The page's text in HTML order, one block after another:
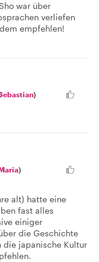
war über
verliefen
empfehlen!
)
)
alt) hatte eine
fast alles
einiger
die Geschichte
die japanische Kultur